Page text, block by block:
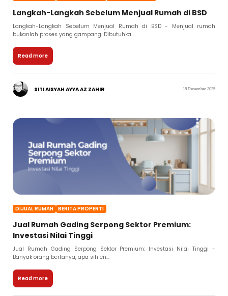
Langkah-Langkah Sebelum Menjual Rumah di BSD
Langkah-Langkah Sebelum Menjual Rumah di BSD - Menjual rumah
bukanlah proses yang gampang. Dibutuhka...
Read more
SITI AISYAH AYYA AZ ZAHIR 18 Desember 2025
DIJUAL RUMAH BERITA PROPERTI
Jual Rumah Gading Serpong Sektor Premium:
Investasi Nilai Tinggi
Jual Rumah Gading Serpong Sektor Premium: Investasi Nilai Tinggi -
Banyak orang bertanya, apa sih en...
Read more